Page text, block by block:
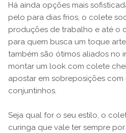
Há ainda opções mais
pelo para dias frios, o colete
produções de trabalho e até o
para quem busca um toque
também são ótimos aliados no
montar um look com colete
apostar em sobreposições com
conjuntinhos.
Seja qual for o seu estilo, o
curinga que vale ter sempre